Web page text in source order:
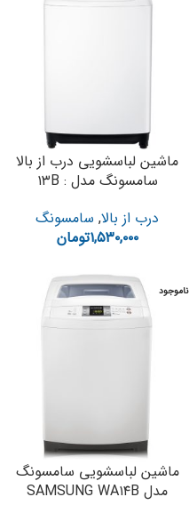
ماشین لباسشویی درب از بالا
سامسونگ مدل : ۱۳B
درب از بالا, سامسونگ
۱,۵۳۰,۰۰۰تومان
ناموجود
ماشین لباسشویی سامسونگ
مدل SAMSUNG WA۱۴B